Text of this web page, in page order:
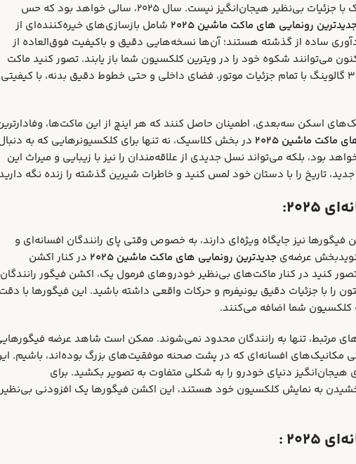
برای بسیاری از کلکسیونرها، هیچ چیز به اندازه یک مدل کلاسیک با جزئیات بی‌نظیر هیجان‌انگیز نیست. سال ۲۰۲۵، سالی خواهد بود که حس
جدیدترین رونمایی‌ های ماکت ماشین ۲۰۲۵
شامل بازسازی‌های خیره‌کننده‌ای از
ساده از گذشته هستند؛ آن‌ها نسخه‌هایی دقیق و باکیفیت فوق‌العاده از
می‌توانند شکوه خود را در ویترین کلکسیون شما باز یابند. تصور کنید ماکت
یک شورولت کوروت Stingray دهه ۶۰، یا یک مرسدس بنز ۳۰۰SL گالوینگ با تمام جزئیات موتور، فضای داخلی و حتی خطوط دقیق بدنه، با کیفیتی
اسکن سه‌بعدی، اطمینان حاصل کنند که هر اینچ از این ماکت‌ها،
ماکت ماشین ۲۰۲۵
در بخش کلاسیک، نه تنها برای کلکسیونرهایی که به
بود، بلکه می‌تواند نسل جدیدی از علاقه‌مندان را نیز با زیبایی و میراث این
تاریخ را با دستان خود لمس کنید و خاطرات شیرین گذشته را زنده نگه
نیز جایگاه ویژه‌ای دارند، به خصوص وقتی پای رانندگان افسانه‌ای و
جدیدترین رونمایی‌ های ماکت ماشین ۲۰۲۵
در کنار اکشن
کنید در کنار ماکت‌های بی‌نظیر خودروهای فرمول یک، اکشن فیگور رانندگان
را با جزئیات دقیق یونیفرم و حرکات واقعی داشته باشید. این فیگورها با
کلکسیون شما اضافه می‌کنند.
مرتبط، تنها به رانندگان محدود نمی‌شوند. ممکن است شاهد عرضه
مکانیک‌های افسانه‌ای که در پشت صحنه موفقیت‌های بزرگ بوده‌اند، باشیم.
دنیای خودرو را به شکلی متفاوت به تصویر بکشید. برای
به نمایش کلکسیون خود هستند، این اکشن فیگورها یک افزودنی
: